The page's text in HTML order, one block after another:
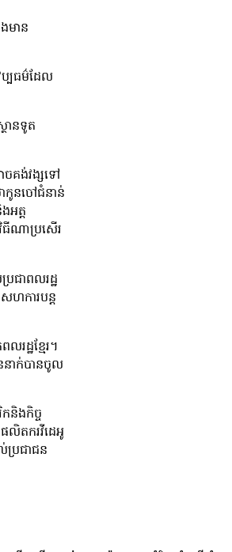
មាន
ប្បធម៌ដែល
ានទូត
គង់វង្សទៅ
កូនចៅជំនាន់
ត្ត
ធីណាប្រសើរ
រជាពលរដ្ឋ
ហការបន្ត
ដ្ឋខ្មែរ។
នាក់បានចូល
និងកិច្ច
លិតករវីដេអូ
ប្រជាជន